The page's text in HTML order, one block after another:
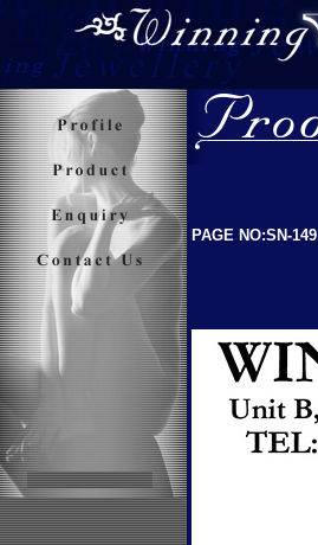
PAGE NO:SN-149